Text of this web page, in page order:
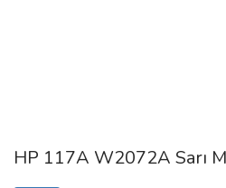
HP 117A W2072A Sarı